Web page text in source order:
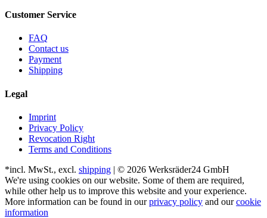
Customer Service
FAQ
Contact us
Payment
Shipping
Legal
Imprint
Privacy Policy
Revocation Right
Terms and Conditions
*incl. MwSt., excl. shipping | © 2026 Werksräder24 GmbH
We're using cookies on our website. Some of them are required,
while other help us to improve this website and your experience.
More information can be found in ourprivacy policy and ourcookie
information